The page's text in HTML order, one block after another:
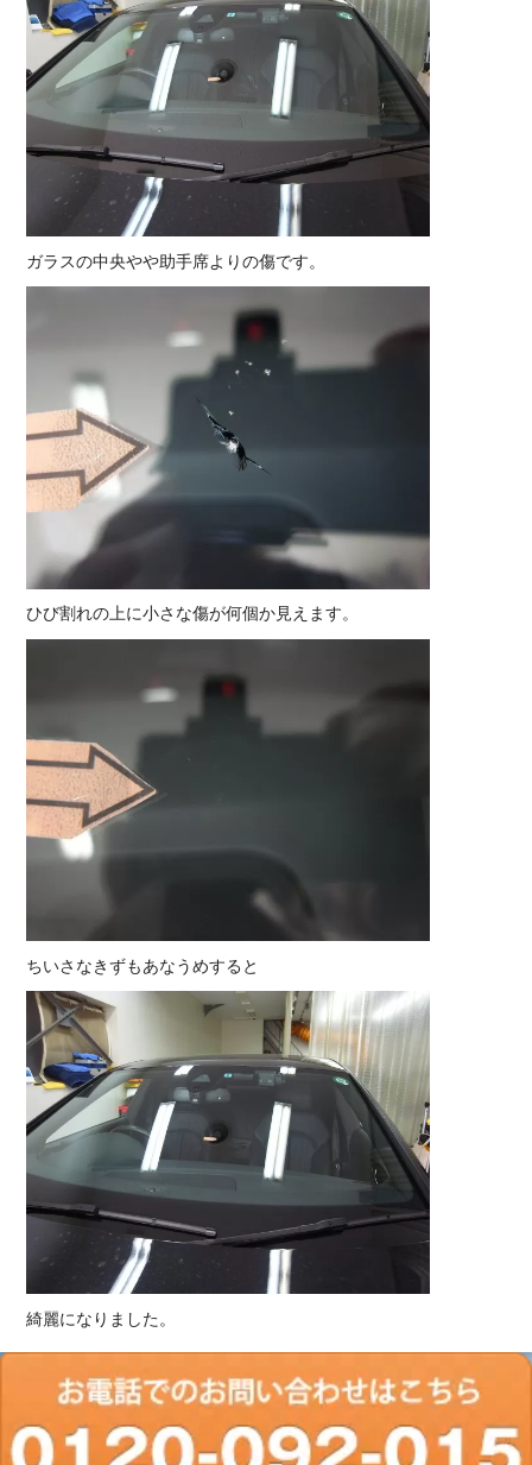
ガラスの中央やや助手席よりの傷です。
ひび割れの上に小さな傷が何個か見えます。
ちいさなきずもあなうめすると
綺麗になりました。